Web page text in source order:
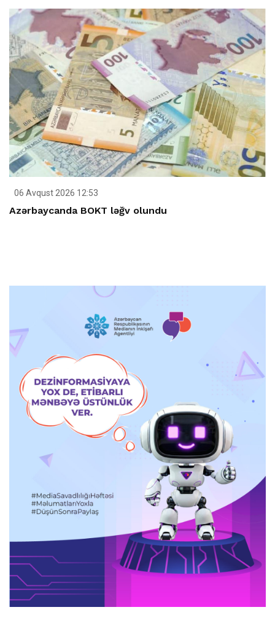
06 Avqust 2026 12:53
Azərbaycanda BOKT ləğv olundu